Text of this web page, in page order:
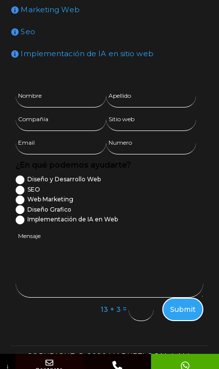
Marketing Web
Seo
Implementación de IA en sitio web
¿En qué podemos ayudarte?
Diseño y Desarrollo Web
SEO
Web Marketing
Diseño Grafico
Implementación de IA en Web
13 + 3 = Submit
COPYRIGHT @ 2026 MARKETLOCAL | ALL
↓